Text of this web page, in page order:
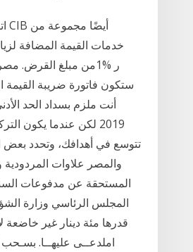
2019 لكن عندما يكون
تتوسع في أهدافك، وتحدد بعض
والمصر علاوات المردودية
المجلس الرئاسي وزارة
قدرها مئة دينار غير خاضعة